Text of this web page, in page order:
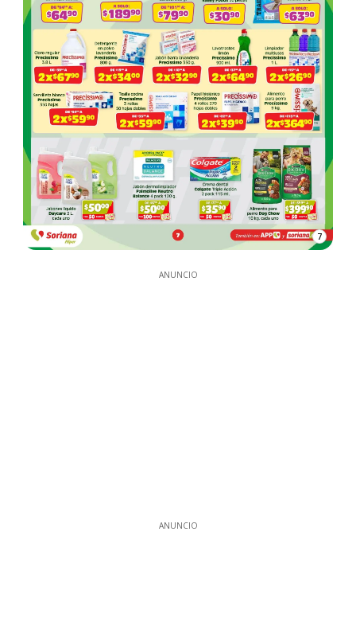
7
ANUNCIO
ANUNCIO